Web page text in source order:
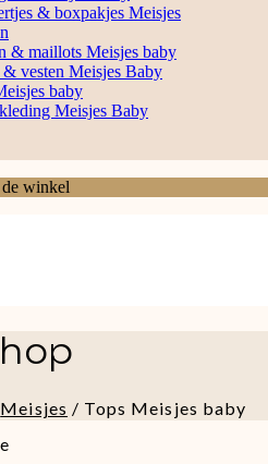
& boxpakjes Meisjes
& maillots Meisjes baby
vesten Meisjes Baby
baby
Meisjes Baby
winkel
Meisjes / Tops Meisjes baby